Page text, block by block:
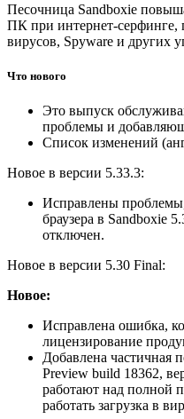
Песочница Sandboxie
ПК при интернет-серфинге,
вирусов, Spyware и других
Что нового
Это выпуск
проблемы и
Список изменений
Новое в версии 5.33.3:
Исправлены
браузера в Sandboxie
отключен.
Новое в версии 5.30 Final:
Новое:
Исправлена ошибка,
лицензирование
Добавлена частичная
Preview build 18362,
работают над полной
работать загрузка в